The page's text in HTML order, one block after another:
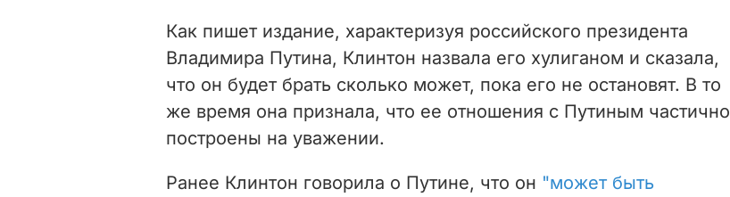
i
d
o
Как пишет издание, характеризуя российского президента
Владимира Путина, Клинтон назвала его хулиганом и сказала,
что он будет брать сколько может, пока его не остановят. В то
же время она признала, что ее отношения с Путиным частично
построены на уважении.
Ранее Клинтон говорила о Путине, что он "может быть